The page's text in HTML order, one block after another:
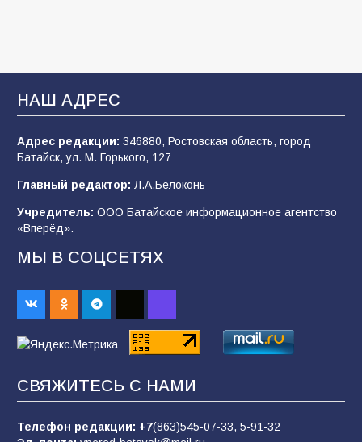
деле происходит в армии России в августе
2026 года
96 03.08.2026
В Батайске продолжаются дорожные работы
«Пургу нести — не поля переходить»: почему
заявления о мобилизации — это
пропагандистский вброс
84 01.08.2026
«Слухами Москву не возьмёшь»: почему
заявления Киева о мобилизации — это
80 02.08.2026
НАШ АДРЕС
Адрес редакции: 346880, Ростовская область, город
Батайск, ул. М. Горького, 127
Главный редактор: Л.А.Белоконь
Учредитель: ООО Батайское информационное агентство
«Вперёд».
МЫ В СОЦСЕТЯХ
СВЯЖИТЕСЬ С НАМИ
Телефон редакции: +7(863)545-07-33, 5-91-32